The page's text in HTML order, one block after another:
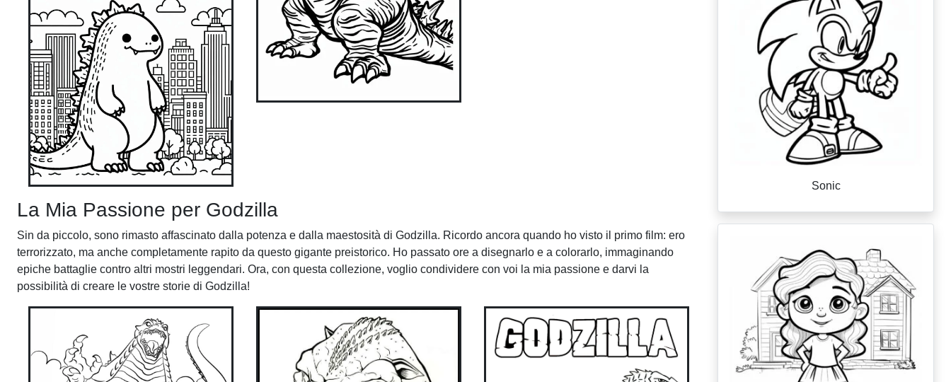
La Mia Passione per Godzilla
Sin da piccolo, sono rimasto affascinato dalla potenza e dalla maestosità di Godzilla. Ricordo ancora quando ho visto il primo film: ero
terrorizzato, ma anche completamente rapito da questo gigante preistorico. Ho passato ore a disegnarlo e a colorarlo, immaginando
epiche battaglie contro altri mostri leggendari. Ora, con questa collezione, voglio condividere con voi la mia passione e darvi la
possibilità di creare le vostre storie di Godzilla!
Sonic